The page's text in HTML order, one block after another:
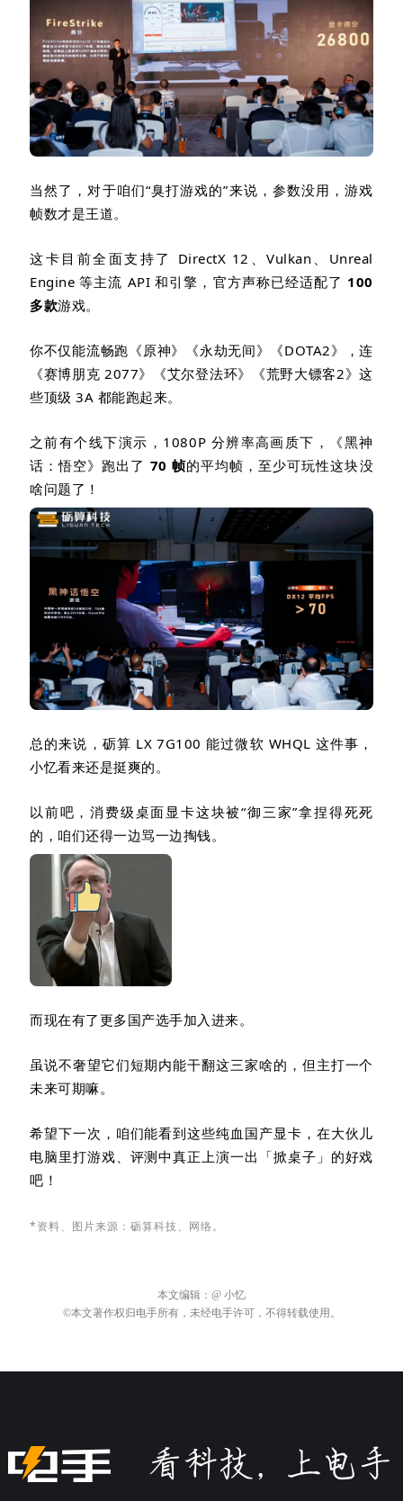
当然了，对于咱们“臭打游戏的”来说，参数没用，游戏
帧数才是王道。
这卡目前全面支持了 DirectX 12 、Vulkan
Unreal
Engine等主流 API和引擎，官方声称已经适配了 100
多款游戏。
你不仅能流畅跑《原神》《永劫无间》《DOTA2》，连
《赛博朋克 2077》《艾尔登法环》《荒野大镖客2》这
些顶级 3A 都能跑起来。
之前有个线下演示， 1080P 分辨率高画质下，《黑神
话：悟空》跑出了 70 帧的平均帧，至少可玩性这块没
啥问题了！
总的来说，砺算 LX 7G100能过微软 WHQL这件事，
小忆看来还是挺爽的。
以前吧，消费级桌面显卡这块被“御三家”拿捏得死死
的，咱们还得一边骂一边掏钱。
而现在有了更多国产选手加入进来。
虽说不奢望它们短期内能干翻这三家啥的，但主打一个
未来可期嘛。
希望下一次，咱们能看到这些纯血国产显卡，在大伙儿
电脑里打游戏、评测中真正上演一出「掀桌子」的好戏
吧！
*资料、图片来源：砺算科技、网络。
本文编辑： @ 小忆
©本文著作权归电手所有，未经电手许可，不得转载使用。